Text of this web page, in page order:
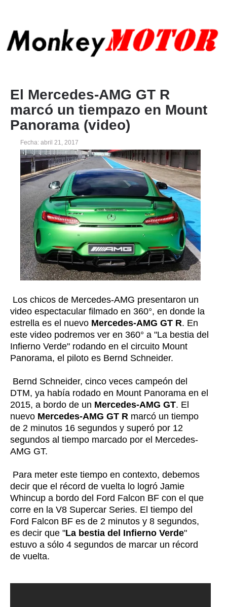
El Mercedes-AMG GT R
marcó un tiempazo en Mount
Panorama (video)
Fecha: abril 21, 2017
Los chicos de Mercedes-AMG presentaron un
video espectacular filmado en 360°, en donde la
estrella es el nuevo Mercedes-AMG GT R. En
este video podremos ver en 360° a "La bestia del
Infierno Verde" rodando en el circuito Mount
Panorama, el piloto es Bernd Schneider.
Bernd Schneider, cinco veces campeón del
DTM, ya había rodado en Mount Panorama en el
2015, a bordo de un Mercedes-AMG GT. El
nuevo Mercedes-AMG GT R marcó un tiempo
de 2 minutos 16 segundos y superó por 12
segundos al tiempo marcado por el Mercedes-
AMG GT.
Para meter este tiempo en contexto, debemos
decir que el récord de vuelta lo logró Jamie
Whincup a bordo del Ford Falcon BF con el que
corre en la V8 Supercar Series. El tiempo del
Ford Falcon BF es de 2 minutos y 8 segundos,
es decir que "La bestia del Infierno Verde"
estuvo a sólo 4 segundos de marcar un récord
de vuelta.